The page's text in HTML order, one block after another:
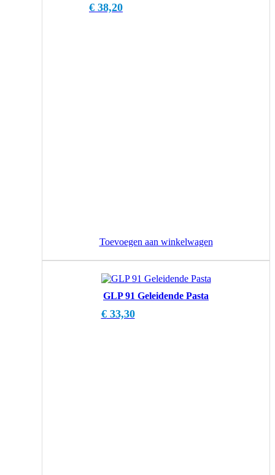
€ 38,20
Toevoegen aan winkelwagen
GLP 91 Geleidende Pasta
€33,30